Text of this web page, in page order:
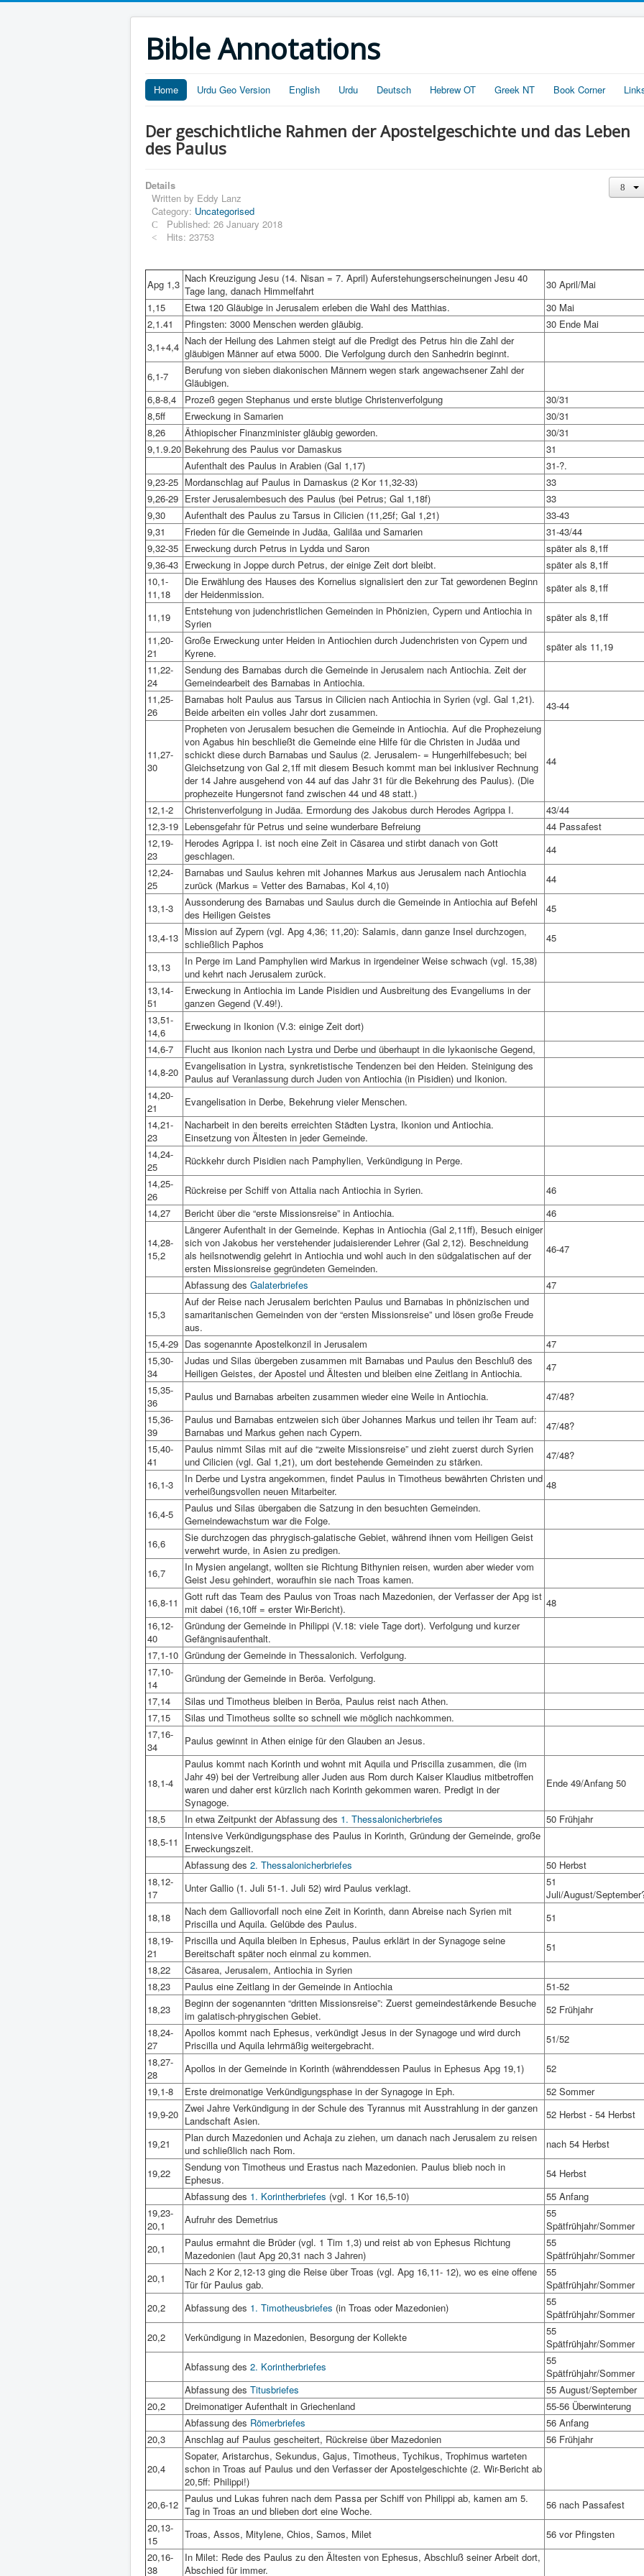
Bible Annotations
Home Urdu Geo Version English Urdu Deutsch Hebrew OT Greek NT Book Corner
Der geschichtliche Rahmen der Apostelgeschichte und das Leben
des Paulus
Details
Written by Eddy Lanz
Category: Uncategorised
Published: 26 January 2018
Hits: 23753
Apg 1,3 Nach Kreuzigung Jesu (14. Nisan = 7. April) Auferstehungserscheinungen Jesu 40
Tage lang, danach Himmelfahrt
30 April/Mai
1,15
Etwa 120 Gläubige in Jerusalem erleben die Wahl des Matthias.
30 Mai
2,1.41
Pfingsten: 3000 Menschen werden gläubig.
30 Ende Mai
3,1+4,4 Nach der Heilung des Lahmen steigt auf die Predigt des Petrus hin die Zahl der
gläubigen Männer auf etwa 5000. Die Verfolgung durch den Sanhedrin beginnt.
6,1-7
Berufung von sieben diakonischen Männern wegen stark angewachsener Zahl der
Gläubigen.
6,8-8,4
Prozeß gegen Stephanus und erste blutige Christenverfolgung
30/31
8,5ff
Erweckung in Samarien
30/31
8,26
Äthiopischer Finanzminister gläubig geworden.
30/31
9,1.9.20 Bekehrung des Paulus vor Damaskus
31
Aufenthalt des Paulus in Arabien (Gal 1,17)
31-?.
9,23-25 Mordanschlag auf Paulus in Damaskus (2 Kor 11,32-33)
33
9,26-29 Erster Jerusalembesuch des Paulus (bei Petrus; Gal 1,18f)
33
9,30
Aufenthalt des Paulus zu Tarsus in Cilicien (11,25f; Gal 1,21)
33-43
9,31
Frieden für die Gemeinde in Judäa, Galiläa und Samarien
31-43/44
9,32-35 Erweckung durch Petrus in Lydda und Saron
später als 8,1ff
9,36-43 Erweckung in Joppe durch Petrus, der einige Zeit dort bleibt.
später als 8,1ff
10,1-
11,18
Die Erwählung des Hauses des Kornelius signalisiert den zur Tat gewordenen Beginn
der Heidenmission.
später als 8,1ff
11,19
Entstehung von judenchristlichen Gemeinden in Phönizien, Cypern und Antiochia in
Syrien
später als 8,1ff
11,20-
21
Große Erweckung unter Heiden in Antiochien durch Judenchristen von Cypern und
Kyrene.
später als 11,19
11,22-
24
Sendung des Barnabas durch die Gemeinde in Jerusalem nach Antiochia. Zeit der
Gemeindearbeit des Barnabas in Antiochia.
11,25-
26
Barnabas holt Paulus aus Tarsus in Cilicien nach Antiochia in Syrien (vgl. Gal 1,21).
Beide arbeiten ein volles Jahr dort zusammen.
43-44
11,27-
30
Propheten von Jerusalem besuchen die Gemeinde in Antiochia. Auf die Prophezeiung
von Agabus hin beschließt die Gemeinde eine Hilfe für die Christen in Judäa und
schickt diese durch Barnabas und Saulus (2. Jerusalem- = Hungerhilfebesuch; bei
Gleichsetzung von Gal 2,1ff mit diesem Besuch kommt man bei inklusiver Rechnung
der 14 Jahre ausgehend von 44 auf das Jahr 31 für die Bekehrung des Paulus). (Die
prophezeite Hungersnot fand zwischen 44 und 48 statt.)
44
12,1-2 Christenverfolgung in Judäa. Ermordung des Jakobus durch Herodes Agrippa I.
43/44
12,3-19 Lebensgefahr für Petrus und seine wunderbare Befreiung
44 Passafest
12,19-
23
Herodes Agrippa I. ist noch eine Zeit in Cäsarea und stirbt danach von Gott
geschlagen.
44
12,24-
25
Barnabas und Saulus kehren mit Johannes Markus aus Jerusalem nach Antiochia
zurück (Markus = Vetter des Barnabas, Kol 4,10)
44
13,1-3
Aussonderung des Barnabas und Saulus durch die Gemeinde in Antiochia auf Befehl
des Heiligen Geistes
45
13,4-13 Mission auf Zypern (vgl. Apg 4,36; 11,20): Salamis, dann ganze Insel durchzogen,
schließlich Paphos
45
13,13
In Perge im Land Pamphylien wird Markus in irgendeiner Weise schwach (vgl. 15,38)
und kehrt nach Jerusalem zurück.
13,14-
51
Erweckung in Antiochia im Lande Pisidien und Ausbreitung des Evangeliums in der
ganzen Gegend (V.49!).
13,51-
14,6
Erweckung in Ikonion (V.3: einige Zeit dort)
14,6-7
Flucht aus Ikonion nach Lystra und Derbe und überhaupt in die lykaonische Gegend,
14,8-20 Evangelisation in Lystra, synkretistische Tendenzen bei den Heiden. Steinigung des
Paulus auf Veranlassung durch Juden von Antiochia (in Pisidien) und Ikonion.
14,20-
21
Evangelisation in Derbe, Bekehrung vieler Menschen.
14,21-
23
Nacharbeit in den bereits erreichten Städten Lystra, Ikonion und Antiochia.
Einsetzung von Ältesten in jeder Gemeinde.
14,24-
25
Rückkehr durch Pisidien nach Pamphylien, Verkündigung in Perge.
14,25-
26
Rückreise per Schiff von Attalia nach Antiochia in Syrien.
46
14,27
Bericht über die “erste Missionsreise” in Antiochia. 46
14,28-
15,2
Längerer Aufenthalt in der Gemeinde. Kephas in Antiochia (Gal 2,11ff), Besuch einiger
sich von Jakobus her verstehender judaisierender Lehrer (Gal 2,12). Beschneidung
als heilsnotwendig gelehrt in Antiochia und wohl auch in den südgalatischen auf der
ersten Missionsreise gegründeten Gemeinden.
46-47
Abfassung des Galaterbriefes 47
15,3
Auf der Reise nach Jerusalem berichten Paulus und Barnabas in phönizischen und
samaritanischen Gemeinden von der “ersten Missionsreise” und lösen große Freude
aus.
15,4-29 Das sogenannte Apostelkonzil in Jerusalem
47
15,30-
34
Judas und Silas übergeben zusammen mit Barnabas und Paulus den Beschluß des
Heiligen Geistes, der Apostel und Ältesten und bleiben eine Zeitlang in Antiochia.
47
15,35-
36
Paulus und Barnabas arbeiten zusammen wieder eine Weile in Antiochia.
47/48?
15,36-
39
Paulus und Barnabas entzweien sich über Johannes Markus und teilen ihr Team auf:
Barnabas und Markus gehen nach Cypern.
47/48?
15,40-
41
Paulus nimmt Silas mit auf die “zweite Missionsreise” und zieht zuerst durch Syrien
und Cilicien (vgl. Gal 1,21), um dort bestehende Gemeinden zu stärken.
47/48?
16,1-3
In Derbe und Lystra angekommen, findet Paulus in Timotheus bewährten Christen und
verheißungsvollen neuen Mitarbeiter.
48
16,4-5
Paulus und Silas übergaben die Satzung in den besuchten Gemeinden.
Gemeindewachstum war die Folge.
16,6
Sie durchzogen das phrygisch-galatische Gebiet, während ihnen vom Heiligen Geist
verwehrt wurde, in Asien zu predigen.
16,7
In Mysien angelangt, wollten sie Richtung Bithynien reisen, wurden aber wieder vom
Geist Jesu gehindert, woraufhin sie nach Troas kamen.
16,8-11 Gott ruft das Team des Paulus von Troas nach Mazedonien, der Verfasser der Apg ist
mit dabei (16,10ff = erster Wir-Bericht).
48
16,12-
40
Gründung der Gemeinde in Philippi (V.18: viele Tage dort). Verfolgung und kurzer
Gefängnisaufenthalt.
17,1-10 Gründung der Gemeinde in Thessalonich. Verfolgung.
17,10-
14
Gründung der Gemeinde in Beröa. Verfolgung.
17,14
Silas und Timotheus bleiben in Beröa, Paulus reist nach Athen.
17,15
Silas und Timotheus sollte so schnell wie möglich nachkommen.
17,16-
34
Paulus gewinnt in Athen einige für den Glauben an Jesus.
18,1-4
Paulus kommt nach Korinth und wohnt mit Aquila und Priscilla zusammen, die (im
Jahr 49) bei der Vertreibung aller Juden aus Rom durch Kaiser Klaudius mitbetroffen
waren und daher erst kürzlich nach Korinth gekommen waren. Predigt in der
Synagoge.
Ende 49/Anfang 50
18,5 In etwa Zeitpunkt der Abfassung des 1. Thessalonicherbriefes
50 Frühjahr
18,5-11
Intensive Verkündigungsphase des Paulus in Korinth, Gründung der Gemeinde, große
Erweckungszeit.
Abfassung des 2. Thessalonicherbriefes
50 Herbst
18,12-
17
Unter Gallio (1. Juli 51-1. Juli 52) wird Paulus verklagt.
51
Juli/August/
18,18
Nach dem Galliovorfall noch eine Zeit in Korinth, dann Abreise nach Syrien mit
Priscilla und Aquila. Gelübde des Paulus.
51
18,19-
21
Priscilla und Aquila bleiben in Ephesus, Paulus erklärt in der Synagoge seine
Bereitschaft später noch einmal zu kommen.
51
18,22
Cäsarea, Jerusalem, Antiochia in Syrien
18,23
Paulus eine Zeitlang in der Gemeinde in Antiochia
51-52
18,23
Beginn der sogenannten “dritten Missionsreise”: Zuerst gemeindestärkende Besuche
im galatisch-phrygischen Gebiet.
52 Frühjahr
18,24-
27
Apollos kommt nach Ephesus, verkündigt Jesus in der Synagoge und wird durch
Priscilla und Aquila lehrmäßig weitergebracht.
51/52
18,27-
28
Apollos in der Gemeinde in Korinth (währenddessen Paulus in Ephesus Apg 19,1)
52
19,1-8
Erste dreimonatige Verkündigungsphase in der Synagoge in Eph.
52 Sommer
19,9-20 Zwei Jahre Verkündigung in der Schule des Tyrannus mit Ausstrahlung in der ganzen
Landschaft Asien.
52 Herbst - 54 Herbst
19,21
Plan durch Mazedonien und Achaja zu ziehen, um danach nach Jerusalem zu reisen
und schließlich nach Rom.
nach 54 Herbst
19,22
Sendung von Timotheus und Erastus nach Mazedonien. Paulus blieb noch in
Ephesus.
54 Herbst
Abfassung des 1. Korintherbriefes (vgl. 1 Kor 16,5-10)
55 Anfang
19,23-
20,1
Aufruhr des Demetrius
55
Spätfrühjahr/Sommer
20,1
Paulus ermahnt die Brüder (vgl. 1 Tim 1,3) und reist ab von Ephesus Richtung
Mazedonien (laut Apg 20,31 nach 3 Jahren)
55
Spätfrühjahr/Sommer
20,1
Nach 2 Kor 2,12-13 ging die Reise über Troas (vgl. Apg 16,11- 12), wo es eine offene
Tür für Paulus gab.
55
Spätfrühjahr/Sommer
20,2
Abfassung des 1. Timotheusbriefes (in Troas oder Mazedonien)
55
Spätfrühjahr/Sommer
20,2
Verkündigung in Mazedonien, Besorgung der Kollekte
55
Spätfrühjahr/Sommer
Abfassung des 2. Korintherbriefes
55
Spätfrühjahr/Sommer
Abfassung des Titusbriefes
55 August/September
20,2
Dreimonatiger Aufenthalt in Griechenland
55-56 Überwinterung
Abfassung des Römerbriefes
56 Anfang
20,3
Anschlag auf Paulus gescheitert, Rückreise über Mazedonien 56 Frühjahr
20,4
Sopater, Aristarchus, Sekundus, Gajus, Timotheus, Tychikus, Trophimus warteten
schon in Troas auf Paulus und den Verfasser der Apostelgeschichte (2. Wir-Bericht ab
20,5ff: Philippi!)
20,6-12 Paulus und Lukas fuhren nach dem Passa per Schiff von Philippi ab, kamen am 5.
Tag in Troas an und blieben dort eine Woche.
56 nach Passafest
20,13-
15
Troas, Assos, Mitylene, Chios, Samos, Milet
56 vor Pfingsten
20,16-
38
In Milet: Rede des Paulus zu den Ältesten von Ephesus, Abschluß seiner Arbeit dort,
Abschied für immer.